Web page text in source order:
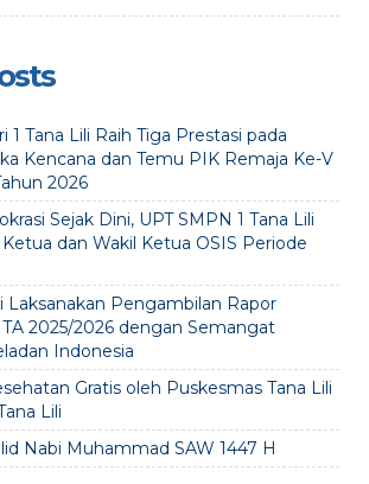
1 Tana Lili Raih Tiga Prestasi pada
Kencana dan Temu PIK Remaja Ke-V
2026
Sejak Dini, UPT SMPN 1 Tana Lili
dan Wakil Ketua OSIS Periode
Laksanakan Pengambilan Rapor
2025/2026 dengan Semangat
Indonesia
Gratis oleh Puskesmas Tana Lili
Lili
Nabi Muhammad SAW 1447 H